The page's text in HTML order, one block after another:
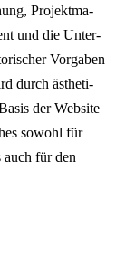
Pro­jekt­ma­
und die Unter­
Vor­ga­ben
durch ästhe­ti­
der Website
sowohl für
für den